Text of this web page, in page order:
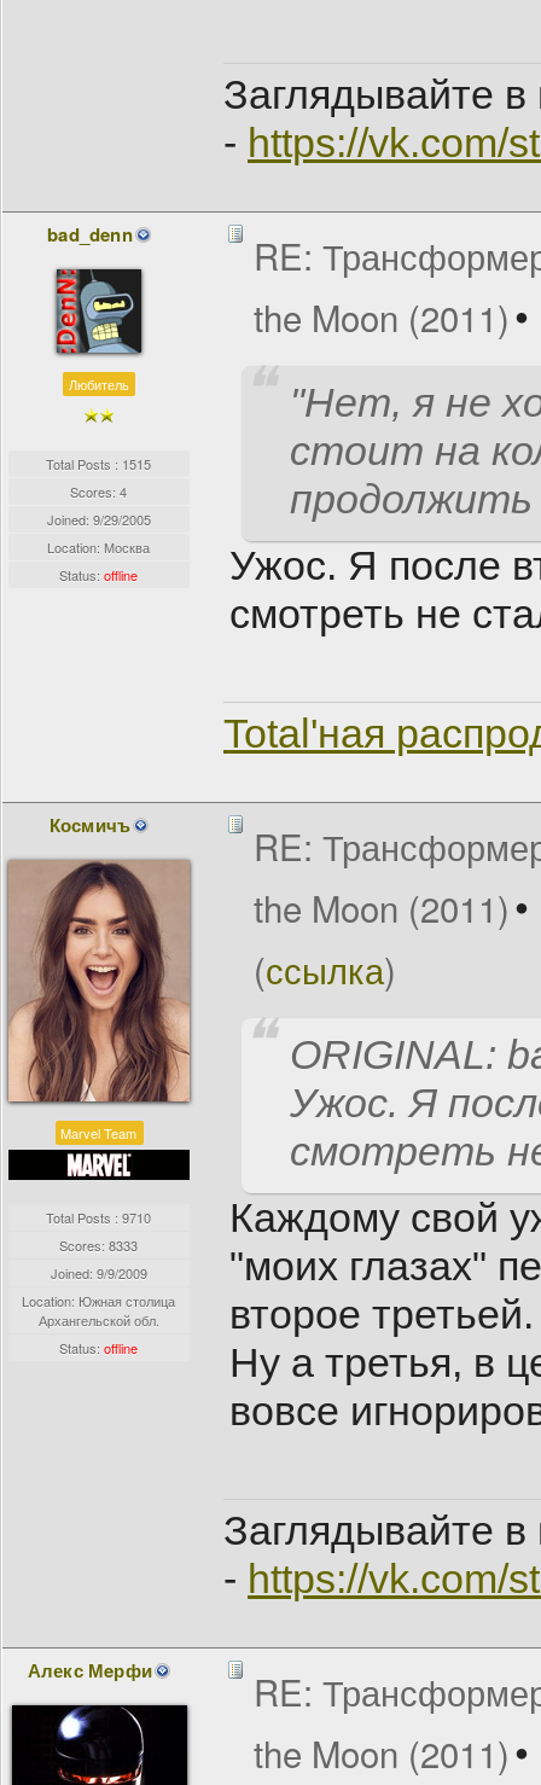
Заглядывайте в
- https://vk.com/
bad_denn
Любитель
Total Posts : 1515
Scores: 4
Joined: 9/29/2005
Location: Москва
Status:offline
RE:
the Moon (2011)
"Нет, я не
стоит на
Ужос. Я после
смотреть не
Total'ная
Космичъ
Marvel Team
Total Posts : 9710
Scores: 8333
Joined: 9/9/2009
Location: Южная столица
Архангельской обл.
Status:offline
RE:
the Moon (2011)
(ссылка)
ORIGINAL:
Ужос. Я
смотреть
Каждому свой
"моих глазах"
второе
Ну а третья, в
вовсе
Заглядывайте в
- https://vk.com/
Алекс Мeрфи
RE:
the Moon (2011)